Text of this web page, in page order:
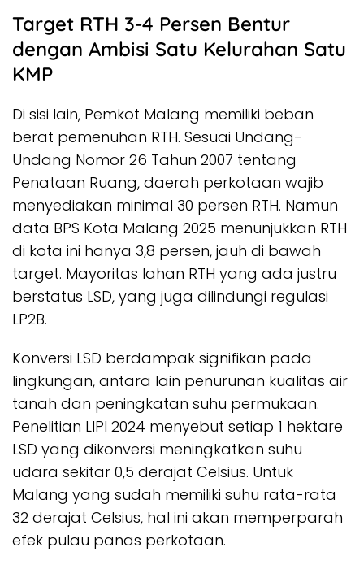
Target RTH 3-4 Persen Bentur
dengan Ambisi Satu Kelurahan Satu
KMP
Di sisi lain, Pemkot Malang memiliki beban
berat pemenuhan RTH. Sesuai Undang-
Undang Nomor 26 Tahun 2007 tentang
Penataan Ruang, daerah perkotaan wajib
menyediakan minimal 30 persen RTH. Namun
data BPS Kota Malang 2025 menunjukkan RTH
di kota ini hanya 3,8 persen, jauh di bawah
target. Mayoritas lahan RTH yang ada justru
berstatus LSD, yang juga dilindungi regulasi
LP2B.
Konversi LSD berdampak signifikan pada
lingkungan, antara lain penurunan kualitas air
tanah dan peningkatan suhu permukaan.
Penelitian LIPI 2024 menyebut setiap 1 hektare
LSD yang dikonversi meningkatkan suhu
udara sekitar 0,5 derajat Celsius. Untuk
Malang yang sudah memiliki suhu rata-rata
32 derajat Celsius, hal ini akan memperparah
efek pulau panas perkotaan.